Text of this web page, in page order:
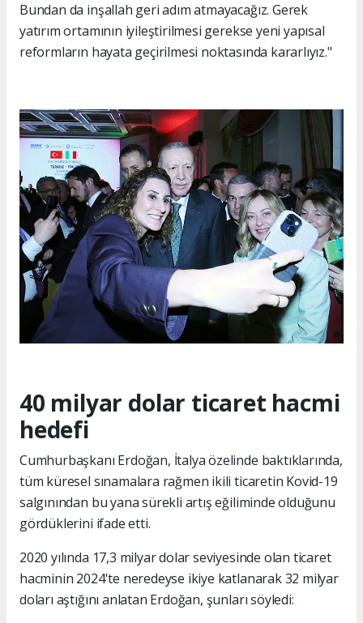
Bundan da inşallah geri adım atmayacağız. Gerek
yatırım ortamının iyileştirilmesi gerekse yeni yapısal
reformların hayata geçirilmesi noktasında kararlıyız."
40 milyar dolar ticaret hacmi
hedefi
Cumhurbaşkanı Erdoğan, İtalya özelinde baktıklarında,
tüm küresel sınamalara rağmen ikili ticaretin Kovid-19
salgınından bu yana sürekli artış eğiliminde olduğunu
gördüklerini ifade etti.
2020 yılında 17,3 milyar dolar seviyesinde olan ticaret
hacminin 2024'te neredeyse ikiye katlanarak 32 milyar
doları aştığını anlatan Erdoğan, şunları söyledi: